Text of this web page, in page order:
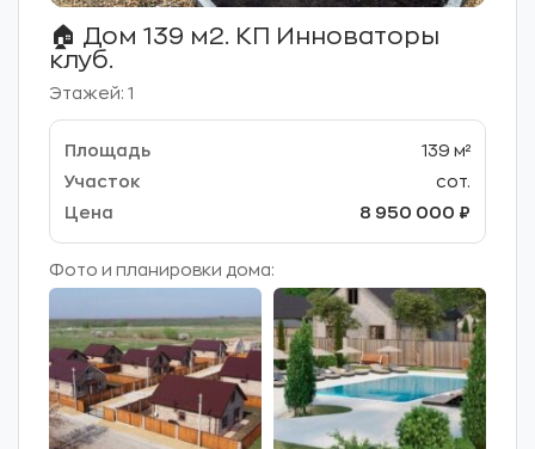
🏠 Дом 139 м2. КП Инноваторы
клуб.
Этажей: 1
139 м²
сот.
8 950 000 ₽
Фото и планировки дома: